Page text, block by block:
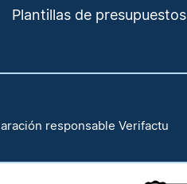
Plantillas de presupuestos
responsable Verifactu